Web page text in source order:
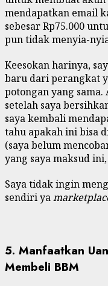
mendapatkan email
sebesar Rp75.000
pun tidak menyia-
Keesokan harinya,
baru dari perangkat
potongan yang
setelah saya
saya kembali
tahu apakah ini bisa
(saya belum
yang saya maksud
Saya tidak ingin
sendiri ya
5. Manfaatkan
Membeli BBM